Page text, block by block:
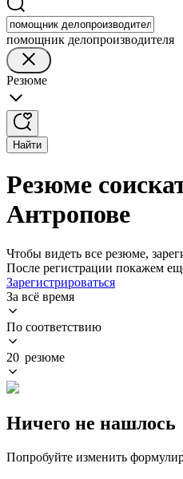
помощник делопроизводителя
Резюме
Найти
Резюме
Антропове
Чтобы видеть все резюме,
После регистрации покажем
Зарегистрироваться
За всё время
По соответствию
20 резюме
Ничего не нашлось
Попробуйте изменить